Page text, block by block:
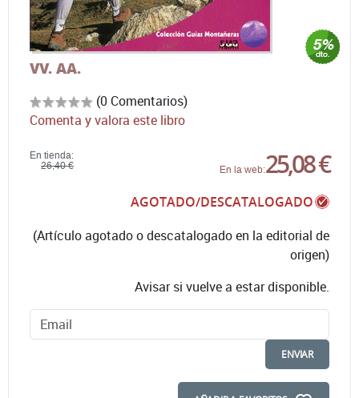
VV. AA.
(0 Comentarios)
Comenta y valora este libro
En tienda:
26,40 €
En la web:25,08 €
AGOTADO/DESCATALOGADO
(Artículo agotado o descatalogado en la editorial de
origen)
Avisar si vuelve a estar disponible.
ENVIAR